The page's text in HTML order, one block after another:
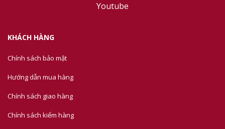
Youtube
KHÁCH HÀNG
Chính sách bảo mật
Hướng dẫn mua hàng
Chính sách giao hàng
Chính sách kiểm hàng